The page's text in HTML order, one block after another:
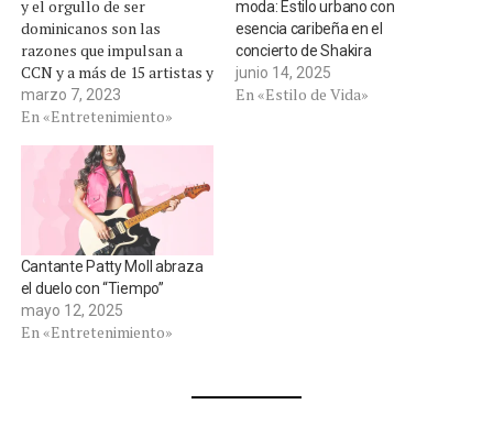
y el orgullo de ser
dominicanos son las
razones que impulsan a
CCN y a más de 15 artistas y
personalidades
dominicanas a unirse en una
moderna versión de la
canción “Dominicano Soy”
de Fernando Villalona,
uniendo…
marzo 7, 2023
En «Entretenimiento»
moda: Estilo urbano con
esencia caribeña en el
concierto de Shakira
junio 14, 2025
En «Estilo de Vida»
Cantante Patty Moll abraza
el duelo con “Tiempo”
mayo 12, 2025
En «Entretenimiento»